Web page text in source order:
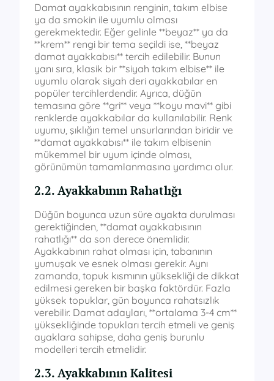
Damat ayakkabısının renginin, takım elbise
ya da smokin ile uyumlu olması
gerekmektedir. Eğer gelinle **beyaz** ya da
**krem** rengi bir tema seçildi ise, **beyaz
damat ayakkabısı** tercih edilebilir. Bunun
yanı sıra, klasik bir **siyah takım elbise** ile
uyumlu olarak siyah deri ayakkabılar en
popüler tercihlerdendir. Ayrıca, düğün
temasına göre **gri** veya **koyu mavi** gibi
renklerde ayakkabılar da kullanılabilir. Renk
uyumu, şıklığın temel unsurlarından biridir ve
**damat ayakkabısı** ile takım elbisenin
mükemmel bir uyum içinde olması,
görünümün tamamlanmasına yardımcı olur.
2.2. Ayakkabının Rahatlığı
Düğün boyunca uzun süre ayakta durulması
gerektiğinden, **damat ayakkabısının
rahatlığı** da son derece önemlidir.
Ayakkabının rahat olması için, tabanının
yumuşak ve esnek olması gerekir. Aynı
zamanda, topuk kısmının yüksekliği de dikkat
edilmesi gereken bir başka faktördür. Fazla
yüksek topuklar, gün boyunca rahatsızlık
verebilir. Damat adayları, **ortalama 3-4 cm**
yüksekliğinde topukları tercih etmeli ve geniş
ayaklara sahipse, daha geniş burunlu
modelleri tercih etmelidir.
2.3. Ayakkabının Kalitesi